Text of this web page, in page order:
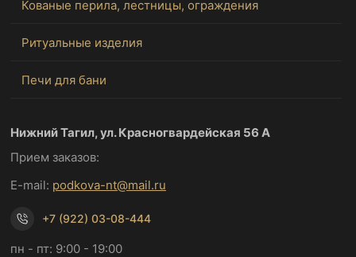
Кованые перила, лестницы, ограждения
Ритуальные изделия
Печи для бани
Нижний Тагил, ул. Красногвардейская 56 А
Прием заказов:
E-mail: podkova-nt@mail.ru
+7 (922) 03-08-444
пн - пт: 9:00 - 19:00